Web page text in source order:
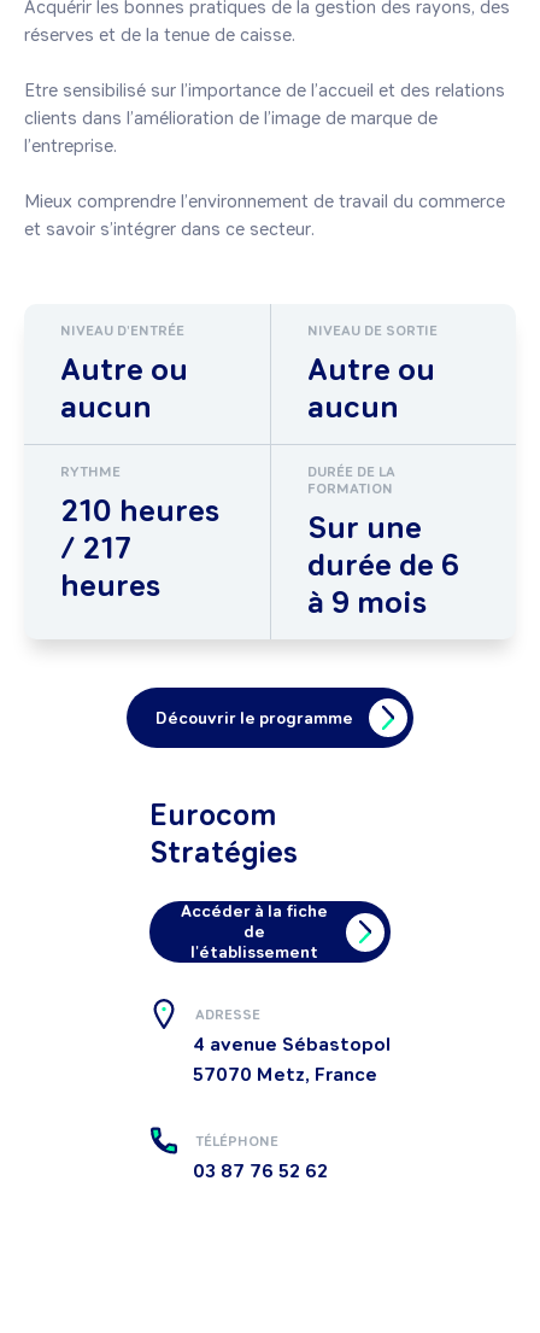
Acquérir les bonnes pratiques de la gestion des rayons, des
réserves et de la tenue de caisse.
Etre sensibilisé sur l’importance de l’accueil et des relations
clients dans l’amélioration de l’image de marque de
l’entreprise.
Mieux comprendre l’environnement de travail du commerce
et savoir s’intégrer dans ce secteur.
NIVEAU D'ENTRÉE
Autre ou
aucun
NIVEAU DE SORTIE
Autre ou
aucun
RYTHME
210 heures
/ 217
heures
DURÉE DE LA
FORMATION
Sur une
durée de 6
à 9 mois
Découvrir le programme
Eurocom
Stratégies
Accéder à la fiche
de
l'établissement
ADRESSE
4 avenue Sébastopol
57070 Metz, France
TÉLÉPHONE
03 87 76 52 62